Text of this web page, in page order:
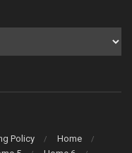
Policy
Home